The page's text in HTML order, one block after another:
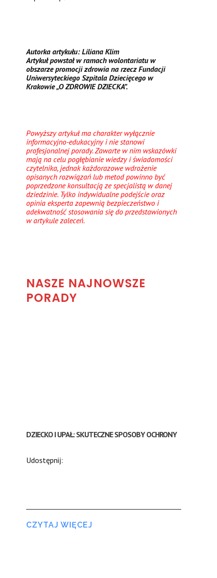
Autorka artykułu: Liliana Klim
Artykuł powstał w ramach wolontariatu w
obszarze promocji zdrowia na rzecz Fundacji
Uniwersyteckiego Szpitala Dziecięcego w
Krakowie „O ZDROWIE DZIECKA”.
Powyższy artykuł ma charakter wyłącznie
informacyjno-edukacyjny i nie stanowi
profesjonalnej porady. Zawarte w nim wskazówki
mają na celu pogłębianie wiedzy i świadomości
czytelnika, jednak każdorazowe wdrożenie
opisanych rozwiązań lub metod powinno być
poprzedzone konsultacją ze specjalistą w danej
dziedzinie. Tylko indywidualne podejście oraz
opinia eksperta zapewnią bezpieczeństwo i
adekwatność stosowania się do przedstawionych
w artykule zaleceń.
NASZE NAJNOWSZE
PORADY
DZIECKO I UPAŁ: SKUTECZNE SPOSOBY OCHRONY
Udostępnij:
CZYTAJ WIĘCEJ